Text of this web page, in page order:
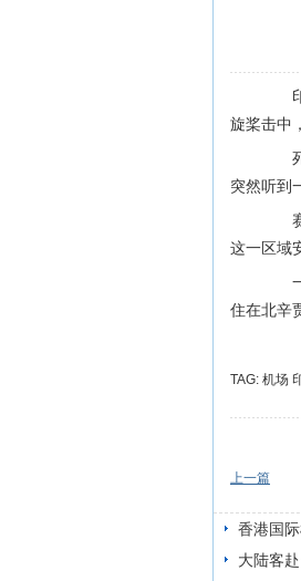
印
旋桨击中
死
突然听到
赛
这一区域
一
住在北辛
TAG: 机场
上一篇
香港国
大陆客